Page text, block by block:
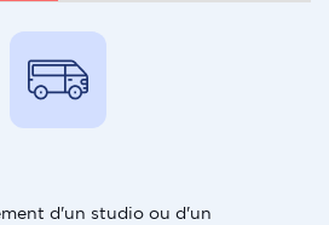
d'un studio ou d'un